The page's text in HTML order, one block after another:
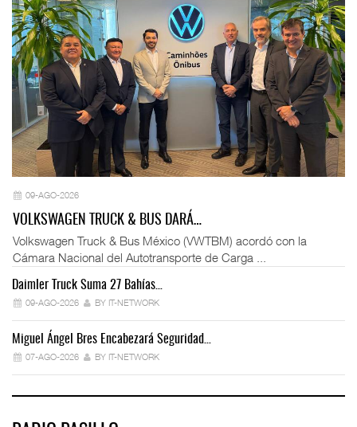
09-AGO-2026
VOLKSWAGEN TRUCK & BUS DARÁ…
Volkswagen Truck & Bus México (VWTBM) acordó con la
Cámara Nacional del Autotransporte de Carga ...
Daimler Truck Suma 27 Bahías…
09-AGO-2026 BY IT-NETWORK
Miguel Ángel Bres Encabezará Seguridad…
07-AGO-2026 BY IT-NETWORK